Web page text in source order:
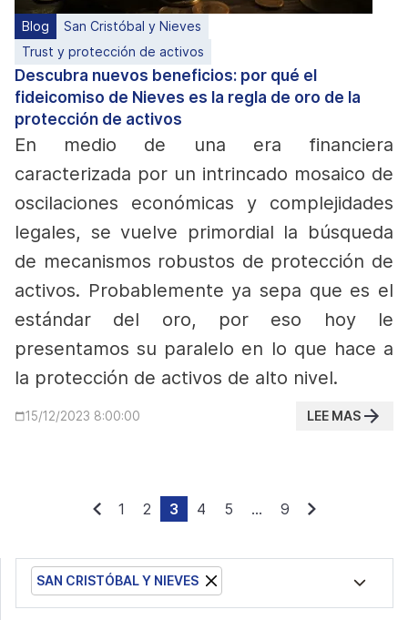
Blog
San Cristóbal y Nieves
Trust y protección de activos
Descubra nuevos beneficios: por qué el
fideicomiso de Nieves es la regla de oro de la
protección de activos
En medio de una era financiera
caracterizada por un intrincado mosaico de
oscilaciones económicas y complejidades
legales, se vuelve primordial la búsqueda
de mecanismos robustos de protección de
activos. Probablemente ya sepa que es el
estándar del oro, por eso hoy le
presentamos su paralelo en lo que hace a
la protección de activos de alto nivel.
15/12/2023 8:00:00 LEE MAS
1 2 3 4 5 ... 9
SAN CRISTÓBAL Y NIEVES